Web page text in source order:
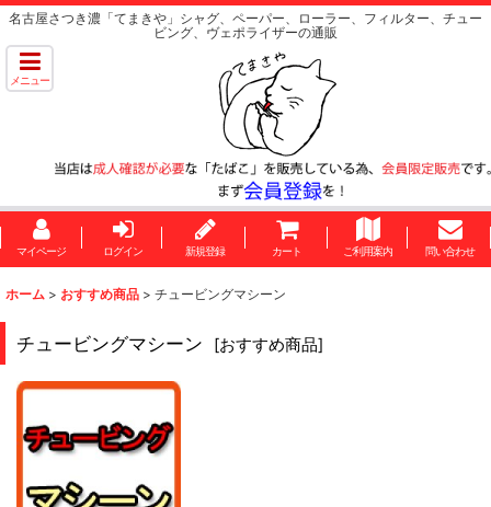
名古屋さつき濃「てまきや」シャグ、ペーパー、ローラー、フィルター、チュー
ビング、ヴェポライザーの通販
メニュー
マイページ ログイン 新規登録 カート ご利用案内 問い合わせ
ホーム > おすすめ商品 > チュービングマシーン
チュービングマシーン [おすすめ商品]